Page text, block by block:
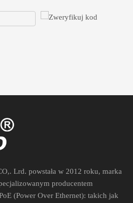
Lrd. powstała w 2012 roku, marka
producentem
(Power Over Ethernet): takich jak